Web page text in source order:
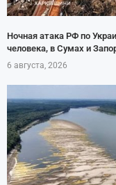
Ночная атака РФ по
человека, в Сумах и
6 августа, 2026